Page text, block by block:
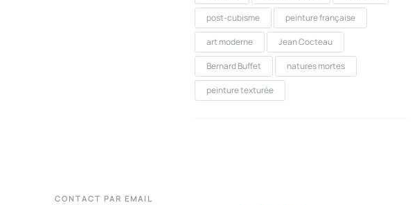
post-cubisme peinture française
art moderne Jean Cocteau
Bernard Buffet natures mortes
peinture texturée
CONTACT PAR EMAIL